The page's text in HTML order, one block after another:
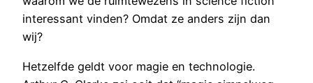
interessant vinden? Omdat ze anders zijn dan
wij?
Hetzelfde geldt voor magie en technologie.